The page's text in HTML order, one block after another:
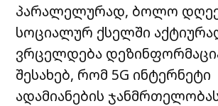
პარალელურად, ბოლო
სოციალურ ქსელში
ვრცელდება
შესახებ, რომ 5G ინტერნეტი
ადამიანების